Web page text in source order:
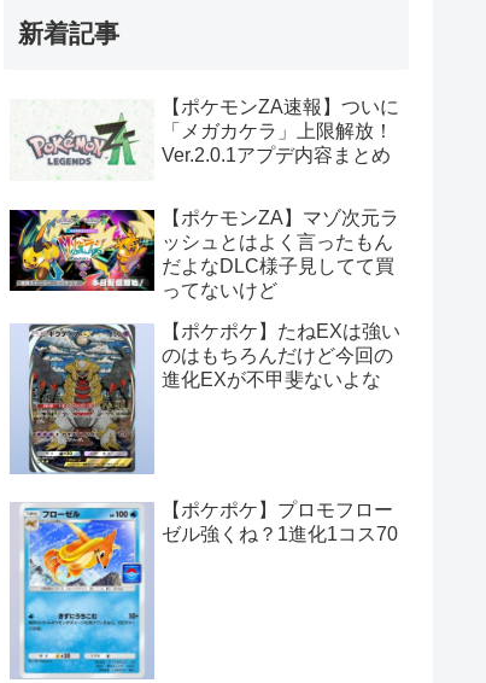
新着記事
【ポケモンZA速報】ついに
「メガカケラ」上限解放！
Ver.2.0.1アプデ内容まとめ
【ポケモンZA】マゾ次元ラ
ッシュとはよく言ったもん
だよなDLC様子見してて買
ってないけど
【ポケポケ】たねEXは強い
のはもちろんだけど今回の
進化EXが不甲斐ないよな
【ポケポケ】プロモフロー
ゼル強くね？1進化1コス70